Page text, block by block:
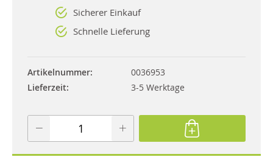
Sicherer Einkauf
Schnelle Lieferung
Artikelnummer
0036953
Lieferzeit
3-5 Werktage